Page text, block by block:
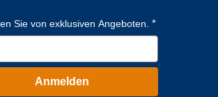
Sie von exklusiven Angeboten.
Anmelden